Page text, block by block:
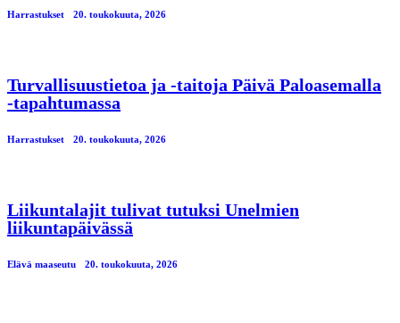
Harrastukset 20. toukokuuta, 2026
Turvallisuustietoa ja -taitoja Päivä Paloasemalla
-tapahtumassa
Harrastukset 20. toukokuuta, 2026
Liikuntalajit tulivat tutuksi Unelmien
liikuntapäivässä
Elävä maaseutu 20. toukokuuta, 2026